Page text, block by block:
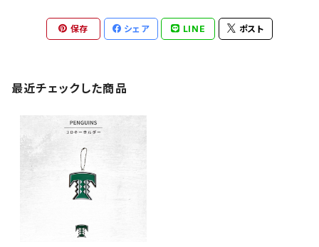
保存 シェア LINE ポスト
最近チェックした商品